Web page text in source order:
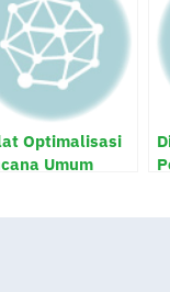
Optimalisasi
Umum